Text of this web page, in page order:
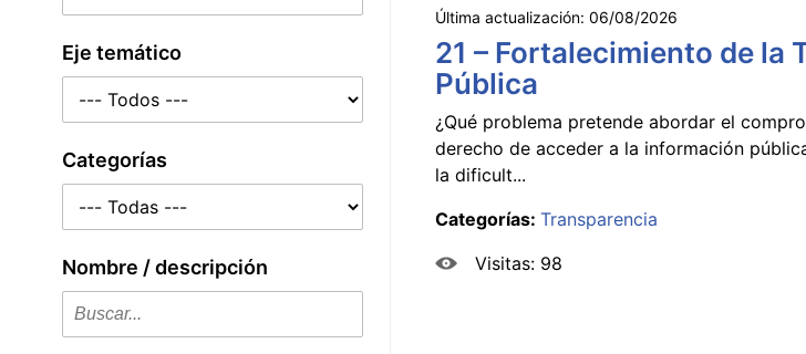
Eje temático
Categorías
Nombre / descripción
Última actualización: 06/08/2026
21 – Fortalecimiento de la
Pública
¿Qué problema pretende abordar el
derecho de acceder a la información
la dificult...
Categorías: Transparencia
Visitas: 98